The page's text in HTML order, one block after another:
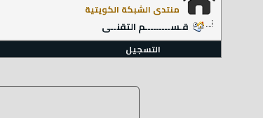
منتدى الشبكة الكويتية
قـســـــــــم التقنــى
التسجيل